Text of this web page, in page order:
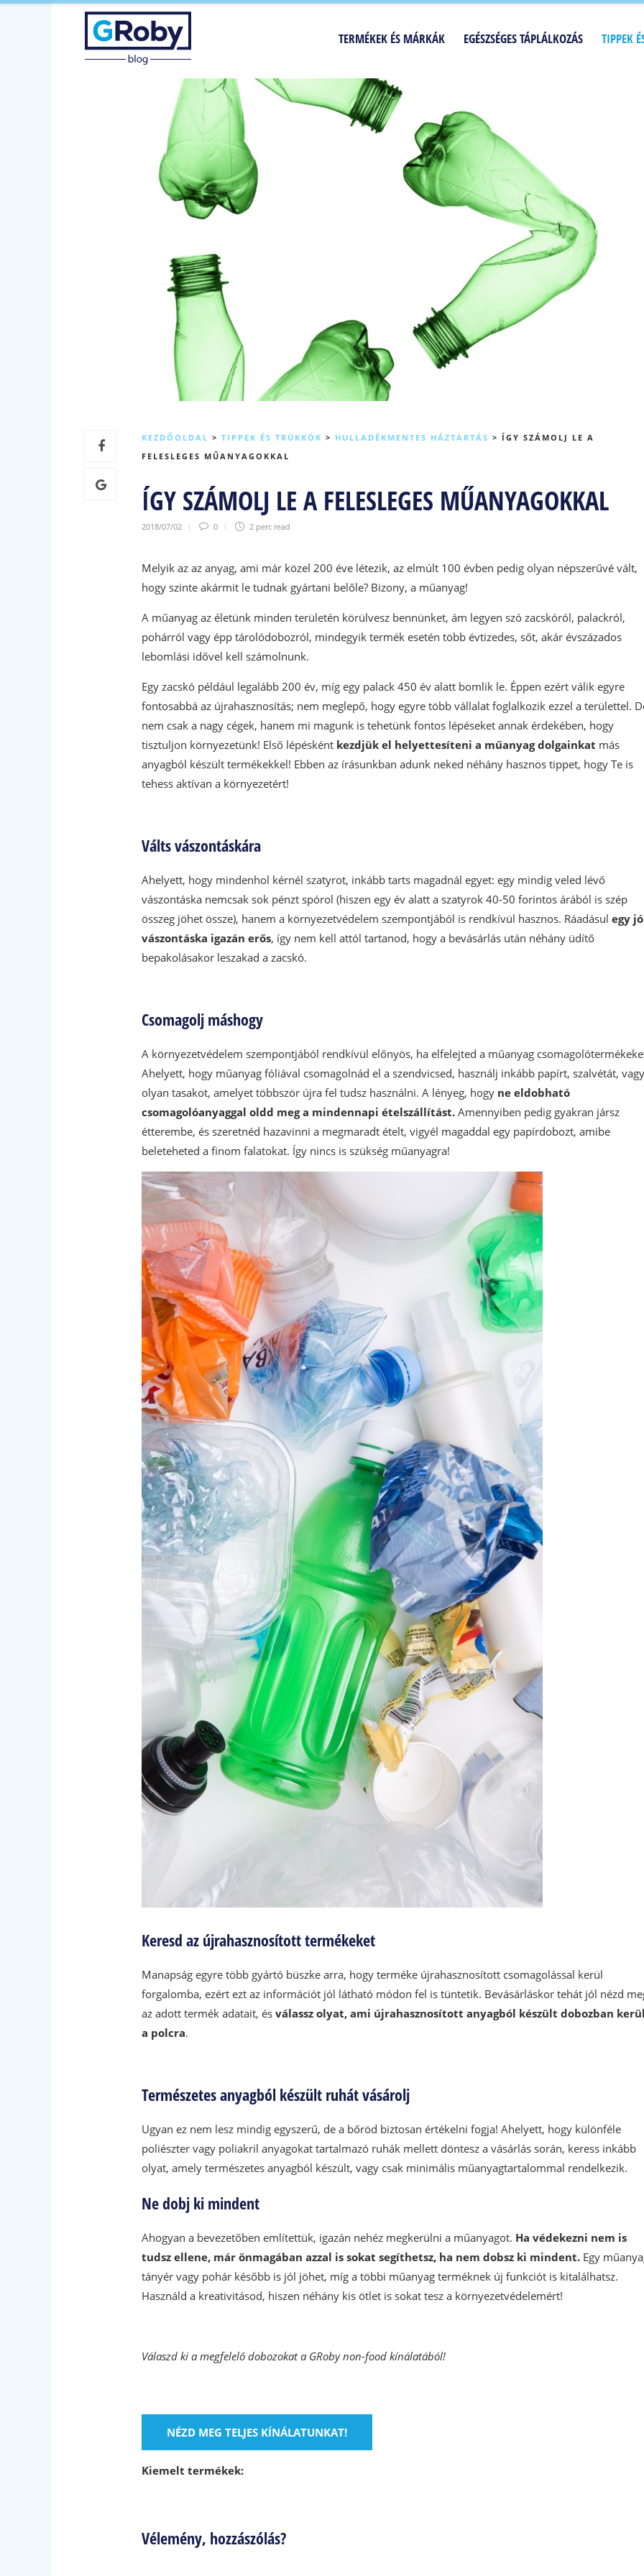
TERMÉKEK ÉS MÁRKÁK EGÉSZSÉGES TÁPLÁLKOZÁS TIPPEK
KEZDŐOLDAL > TIPPEK ÉS TRÜKKÖK > HULLADÉKMENTES HÁZTARTÁS > ÍGY SZÁMOLJ LE A
FELESLEGES MŰANYAGOKKAL
ÍGY SZÁMOLJ LE A FELESLEGES MŰANYAGOKKAL
2018/07/02 0 2 perc read
Melyik az az anyag, ami már közel 200 éve létezik, az elmúlt 100 évben pedig olyan népszerűvé vált,
hogy szinte akármit le tudnak gyártani belőle? Bizony, a műanyag!
A műanyag az életünk minden területén körülvesz bennünket, ám legyen szó zacskóról, palackról,
pohárról vagy épp tárolódobozról, mindegyik termék esetén több évtizedes, sőt, akár évszázados
lebomlási idővel kell számolnunk.
Egy zacskó például legalább 200 év, míg egy palack 450 év alatt bomlik le. Éppen ezért válik egyre
fontosabbá az újrahasznosítás; nem meglepő, hogy egyre több vállalat foglalkozik ezzel a területtel.
nem csak a nagy cégek, hanem mi magunk is tehetünk fontos lépéseket annak érdekében, hogy
tisztuljon környezetünk! Első lépésként kezdjük el helyettesíteni a műanyag dolgainkat más
anyagból készült termékekkel! Ebben az írásunkban adunk neked néhány hasznos tippet, hogy Te is
tehess aktívan a környezetért!
Válts vászontáskára
Ahelyett, hogy mindenhol kérnél szatyrot, inkább tarts magadnál egyet: egy mindig veled lévő
vászontáska nemcsak sok pénzt spórol (hiszen egy év alatt a szatyrok 40-50 forintos árából is szép
összeg jöhet össze), hanem a környezetvédelem szempontjából is rendkívül hasznos. Ráadásul egy jó
vászontáska igazán erős, így nem kell attól tartanod, hogy a bevásárlás után néhány üdítő
bepakolásakor leszakad a zacskó.
Csomagolj máshogy
A környezetvédelem szempontjából rendkívül előnyös, ha elfelejted a műanyag
Ahelyett, hogy műanyag fóliával csomagolnád el a szendvicsed, használj inkább papírt, szalvétát, vagy
olyan tasakot, amelyet többször újra fel tudsz használni. A lényeg, hogy ne eldobható
csomagolóanyaggal oldd meg a mindennapi ételszállítást. Amennyiben pedig gyakran jársz
étterembe, és szeretnéd hazavinni a megmaradt ételt, vigyél magaddal egy papírdobozt, amibe
beleteheted a finom falatokat. Így nincs is szükség műanyagra!
Keresd az újrahasznosított termékeket
Manapság egyre több gyártó büszke arra, hogy terméke újrahasznosított csomagolással kerül
forgalomba, ezért ezt az információt jól látható módon fel is tüntetik. Bevásárláskor tehát jól nézd
az adott termék adatait, és válassz olyat, ami újrahasznosított anyagból készült dobozban
a polcra.
Természetes anyagból készült ruhát vásárolj
Ugyan ez nem lesz mindig egyszerű, de a bőröd biztosan értékelni fogja! Ahelyett, hogy különféle
poliészter vagy poliakril anyagokat tartalmazó ruhák mellett döntesz a vásárlás során, keress inkább
olyat, amely természetes anyagból készült, vagy csak minimális műanyagtartalommal rendelkezik.
Ne dobj ki mindent
Ahogyan a bevezetőben említettük, igazán nehéz megkerülni a műanyagot. Ha védekezni nem is
tudsz ellene, már önmagában azzal is sokat segíthetsz, ha nem dobsz ki mindent. Egy
tányér vagy pohár később is jól jöhet, míg a többi műanyag terméknek új funkciót is kitalálhatsz.
Használd a kreativitásod, hiszen néhány kis ötlet is sokat tesz a környezetvédelemért!
Válaszd ki a megfelelő dobozokat a GRoby non-food kínálatából!
NÉZD MEG TELJES KÍNÁLATUNKAT!
Kiemelt termékek:
Vélemény, hozzászólás?